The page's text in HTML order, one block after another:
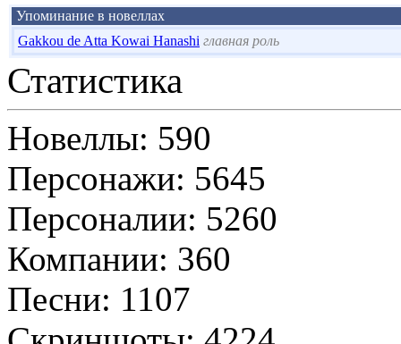
Упоминание в новеллах
Gakkou de Atta Kowai Hanashi главная роль
Статистика
Новеллы: 590
Персонажи: 5645
Персоналии: 5260
Компании: 360
Песни: 1107